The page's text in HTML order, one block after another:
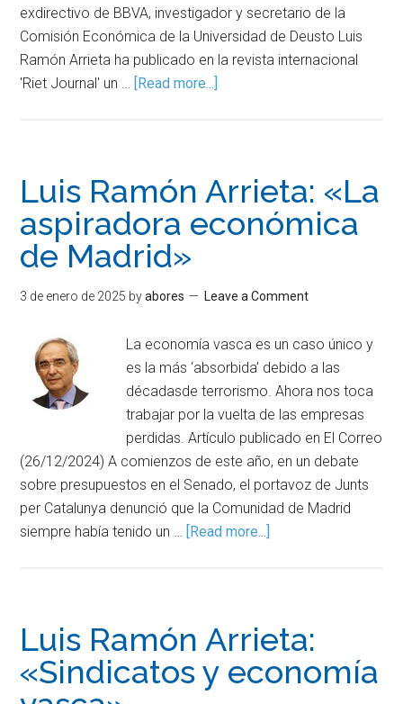
exdirectivo de BBVA, investigador y secretario de la
Comisión Económica de la Universidad de Deusto Luis
Ramón Arrieta ha publicado en la revista internacional
'Riet Journal' un … [Read more...]
Luis Ramón Arrieta: «La
aspiradora económica
de Madrid»
3 de enero de 2025 byabores Leave a Comment
La economía vasca es un caso único y
es la más ‘absorbida’ debido a las
décadasde terrorismo. Ahora nos toca
trabajar por la vuelta de las empresas
perdidas. Artículo publicado en El Correo
(26/12/2024) A comienzos de este año, en un debate
sobre presupuestos en el Senado, el portavoz de Junts
per Catalunya denunció que la Comunidad de Madrid
siempre había tenido un … [Read more...]
Luis Ramón Arrieta:
«Sindicatos y economía